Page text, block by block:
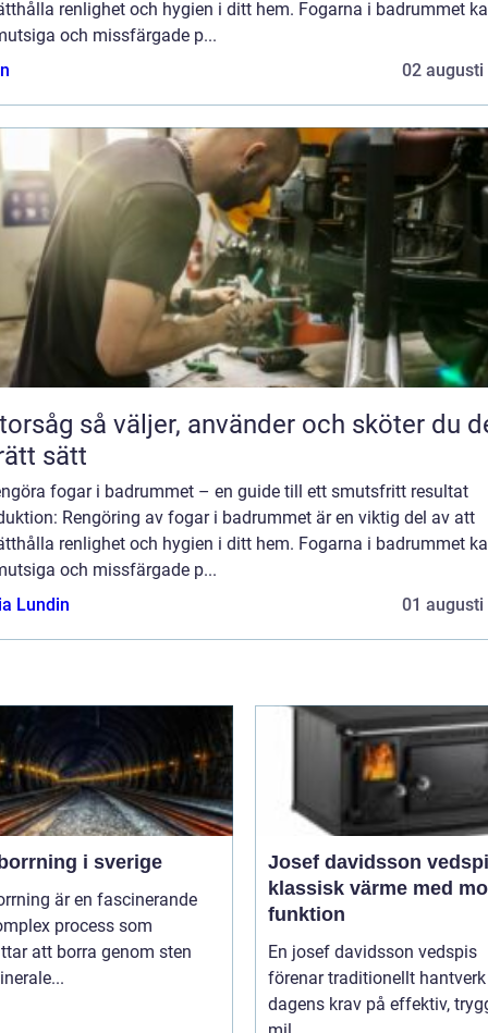
renlighet och hygien i ditt hem. Fogarna i badrummet
och missfärgade p...
02 augusti
använder och sköter du den
sätt
fogar i badrummet – en guide till ett smutsfritt resultat
Rengöring av fogar i badrummet är en viktig del av att
renlighet och hygien i ditt hem. Fogarna i badrummet
och missfärgade p...
Lundin
01 augusti
i sverige
är en fascinerande
process som
att borra genom sten
Josef davidsson
klassisk värme med
funktion
En josef davidsson vedspis
förenar traditionellt
dagens krav på effektiv,